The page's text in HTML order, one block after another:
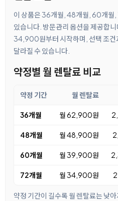
이 상품은 36개월, 48개월, 60개월,
있습니다. 방문관리 옵션을 제공합
34,900원부터 시작하며, 선택 조건
달라질 수 있습니다.
약정별 월 렌탈료 비교
약정 기간 월 렌탈료
36개월 월 62,900원
48개월 월 48,900원
60개월 월 39,900원
72개월 월 34,900원
약정 기간이 길수록 월 렌탈료는 낮